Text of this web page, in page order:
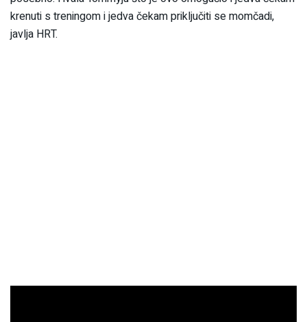
krenuti s treningom i jedva čekam priključiti se momčadi,
javlja HRT.